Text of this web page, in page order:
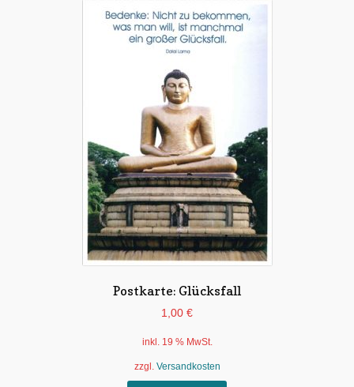
Postkarte: Glücksfall
1,00 €
inkl. 19 % MwSt.
zzgl. Versandkosten